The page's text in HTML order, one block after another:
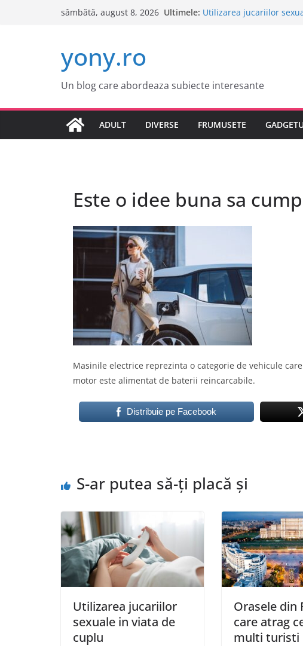
sâmbătă, august 8, 2026 Ultimele: Utilizarea jucariilor
yony.ro
Un blog care abordeaza subiecte interesante
ADULT DIVERSE FRUMUSETE
Este o idee buna sa
Masinile electrice reprezinta o categorie de vehicule
motor este alimentat de baterii reincarcabile.
Distribuie pe Facebook
S-ar putea să-ți placă și
Utilizarea jucariilor
sexuale in viata de
cuplu
Orasele din
care atrag
multi turisti